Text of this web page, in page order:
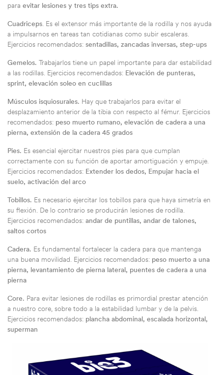
para evitar lesiones y tres tips extra.
Cuadriceps. Es el extensor más importante de la rodilla y nos ayuda
a impulsarnos en tareas tan cotidianas como subir escaleras.
Ejercicios recomendados: sentadillas, zancadas inversas, step-ups
Gemelos. Trabajarlos tiene un papel importante para dar estabilidad
a las rodillas. Ejercicios recomendados: Elevación de punteras,
sprint, elevación soleo en cuclillas
Músculos isquiosurales. Hay que trabajarlos para evitar el
desplazamiento anterior de la tibia con respecto al fémur. Ejercicios
recomendados: peso muerto rumano, elevación de cadera a una
pierna, extensión de la cadera 45 grados
Pies. Es esencial ejercitar nuestros pies para que cumplan
correctamente con su función de aportar amortiguación y empuje.
Ejercicios recomendados: Extender los dedos, Empujar hacia el
suelo, activación del arco
Tobillos. Es necesario ejercitar los tobillos para que haya simetría en
su flexión. De lo contrario se producirán lesiones de rodilla.
Ejercicios recomendados: andar de puntillas, andar de talones,
saltos cortos
Cadera. Es fundamental fortalecer la cadera para que mantenga
una buena movilidad. Ejercicios recomendados: peso muerto a una
pierna, levantamiento de pierna lateral, puentes de cadera a una
pierna
Core. Para evitar lesiones de rodillas es primordial prestar atención
a nuestro core, sobre todo a la estabilidad lumbar y de la pelvis.
Ejercicios recomendados: plancha abdominal, escalada horizontal,
superman